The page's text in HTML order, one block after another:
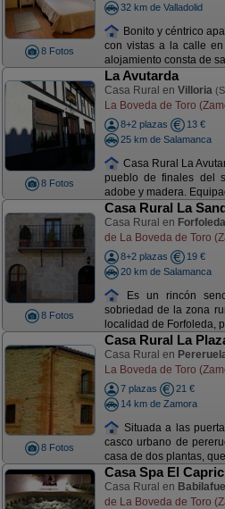
8 Fotos
32 km de Valladolid
Bonito y céntrico
con vistas a la calle
alojamiento consta de
8 Fotos
La Avutarda
Casa Rural en Villoria
La Boveda de Toro
8+2 plazas
13 €
25 km de Salamanca
Casa Rural La
pueblo de finales del
adobe y madera.
8 Fotos
Casa Rural La
Casa Rural en Forfoleda
de La Boveda de Toro
8+2 plazas
19 €
20 km de Salamanca
Es un rincón
sobriedad de la zona
localidad de Forfoleda,
8 Fotos
Casa Rural La
Casa Rural en
La Boveda de Toro
7 plazas
21 €
14 km de Zamora
Situada a las
casco urbano de
casa de dos plantas,
Casa Spa El
Casa Rural en
de La Boveda de Toro